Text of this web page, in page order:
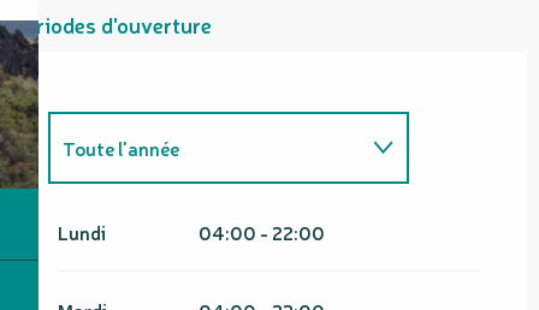
Périodes d'ouverture
2026
Toute l'année
Lundi 04:00 - 22:00